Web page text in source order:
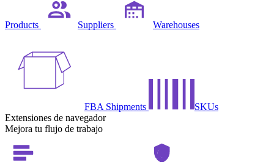
Products Suppliers Warehouses
FBA Shipments
SKUs
Extensiones de navegador
Mejora tu flujo de trabajo